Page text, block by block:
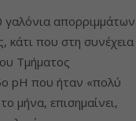
γαλόνια απορριμμάτων
κάτι που στη συνέχεια
Τμήματος
pH που ήταν «πολύ
μήνα, επισημαίνει,